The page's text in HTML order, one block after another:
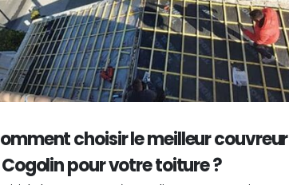
choisir le meilleur couvreur
pour votre toiture ?